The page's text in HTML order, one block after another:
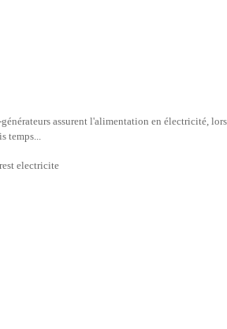
assurent l'alimentation en électricité,
temps...